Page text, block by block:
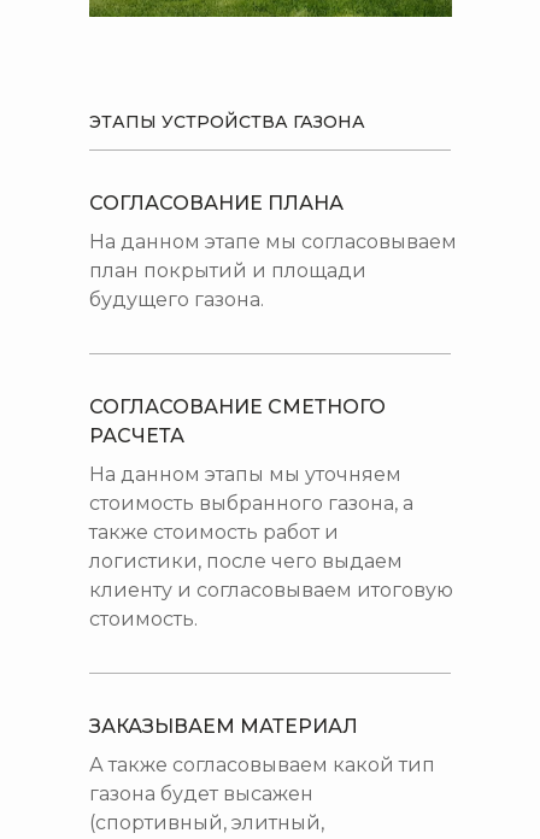
ЭТАПЫ УСТРОЙСТВА ГАЗОНА
СОГЛАСОВАНИЕ ПЛАНА
На данном этапе мы согласовываем
план покрытий и площади
будущего газона.
СОГЛАСОВАНИЕ СМЕТНОГО
РАСЧЕТА
На данном этапы мы уточняем
стоимость выбранного газона, а
также стоимость работ и
логистики, после чего выдаем
клиенту и согласовываем итоговую
стоимость.
ЗАКАЗЫВАЕМ МАТЕРИАЛ
А также согласовываем какой тип
газона будет высажен
(спортивный, элитный,